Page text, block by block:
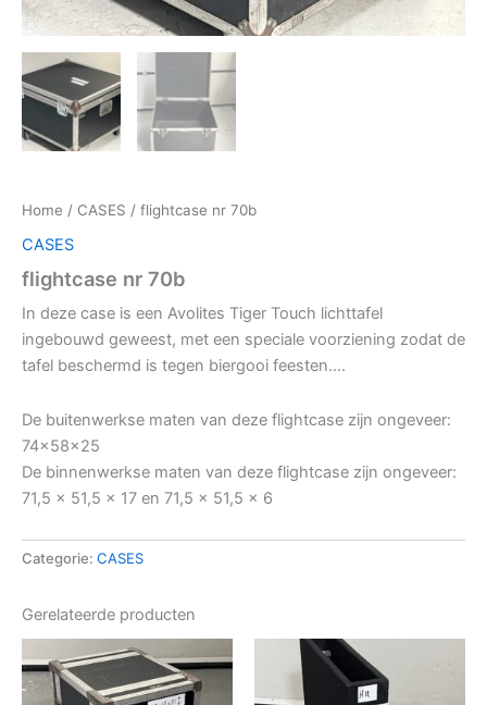
Home / CASES / flightcase nr 70b
CASES
flightcase nr 70b
In deze case is een Avolites Tiger Touch lichttafel
ingebouwd geweest, met een speciale voorziening zodat de
tafel beschermd is tegen biergooi feesten….
De buitenwerkse maten van deze flightcase zijn ongeveer:
74x58x25
De binnenwerkse maten van deze flightcase zijn ongeveer:
71,5 x 51,5 x 17 en 71,5 x 51,5 x 6
Categorie: CASES
Gerelateerde producten